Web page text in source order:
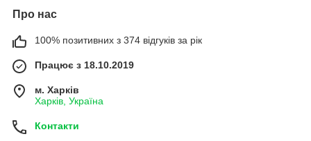
Про нас
100% позитивних з 374 відгуків за рік
Працює з 18.10.2019
м. Харків
Харків, Україна
Контакти